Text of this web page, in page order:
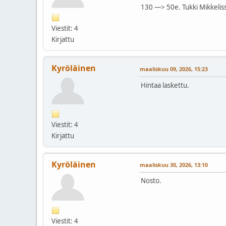
Viestit: 4
Kirjattu
130 —> 50e. Tukki
Kyröläinen
Viestit: 4
Kirjattu
maaliskuu 09, 2026, 15:23
Hintaa laskettu.
Kyröläinen
Viestit: 4
maaliskuu 30, 2026, 13:10
Nosto.